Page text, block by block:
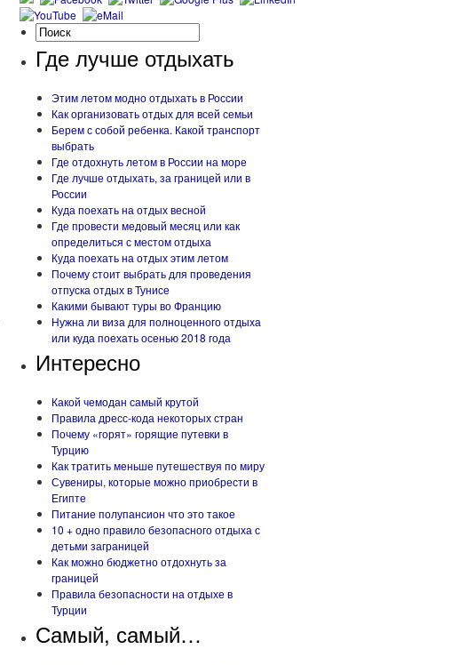
Где лучше отдыхать
Этим летом модно отдыхать в России
Как организовать отдых для всей семьи
Берем с собой ребенка. Какой транспорт
выбрать
Где отдохнуть летом в России на море
Где лучше отдыхать, за границей или в
России
Куда поехать на отдых весной
Где провести медовый месяц или как
определиться с местом отдыха
Куда поехать на отдых этим летом
Почему стоит выбрать для проведения
отпуска отдых в Тунисе
Какими бывают туры во Францию
Нужна ли виза для полноценного отдыха
или куда поехать осенью 2018 года
Интересно
Какой чемодан самый крутой
Правила дресс-кода некоторых стран
Почему «горят» горящие путевки в
Турцию
Как тратить меньше путешествуя по миру
Сувениры, которые можно приобрести в
Египте
Питание полупансион что это такое
10 + одно правило безопасного отдыха с
детьми заграницей
Как можно бюджетно отдохнуть за
границей
Правила безопасности на отдыхе в
Турции
Самый, самый…